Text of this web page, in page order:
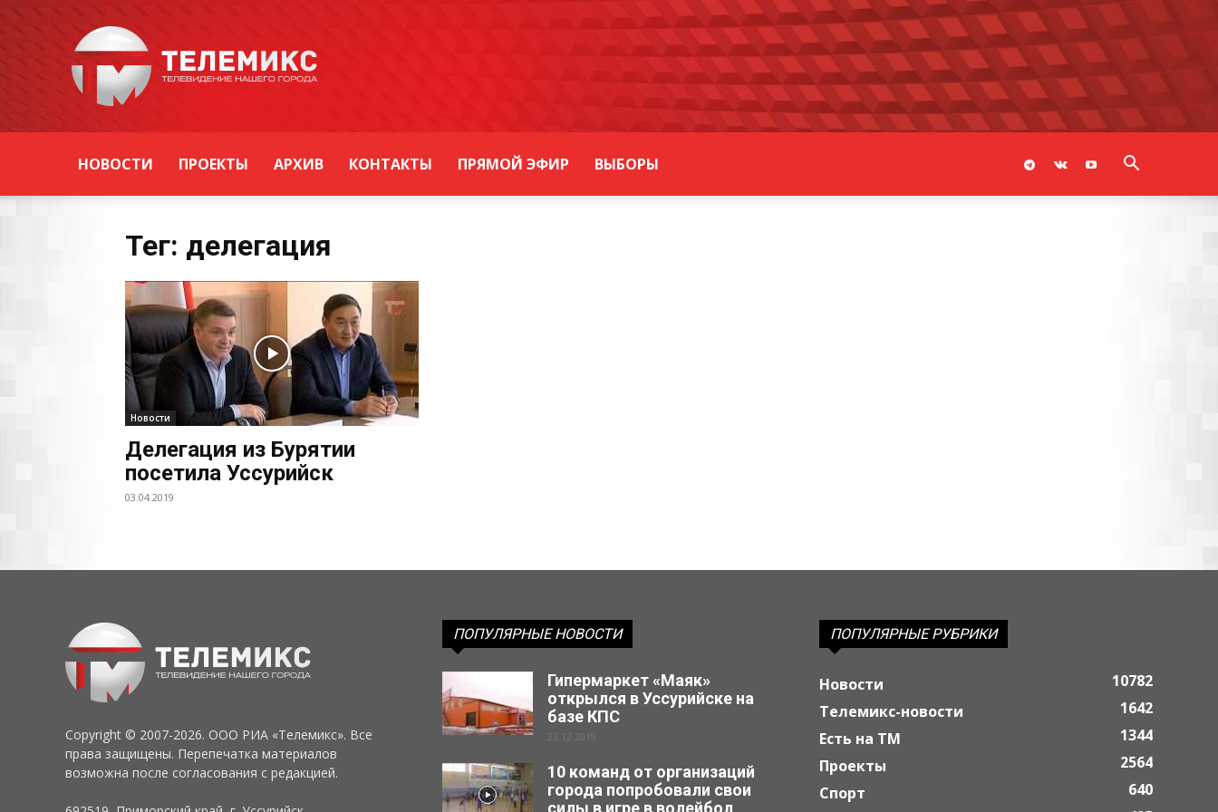
Уссурийска
НОВОСТИ ПРОЕКТЫ АРХИВ КОНТАКТЫ ПРЯМОЙ ЭФИР ВЫБОРЫ
Тег: делегация
Новости
Делегация из Бурятии
посетила Уссурийск
03.04.2019
Copyright © 2007-2026. ООО РИА «Телемикс». Все
права защищены. Перепечатка материалов
возможна после согласования с редакцией.
ПОПУЛЯРНЫЕ НОВОСТИ
Гипермаркет «Маяк»
открылся в Уссурийске на
базе КПС
23.12.2019
10 команд от организаций
города попробовали свои
силы в игре в волейбол
ПОПУЛЯРНЫЕ РУБРИКИ
Новости
10782
Телемикс-новости
1642
Есть на ТМ
1344
Проекты
2564
Спорт
640